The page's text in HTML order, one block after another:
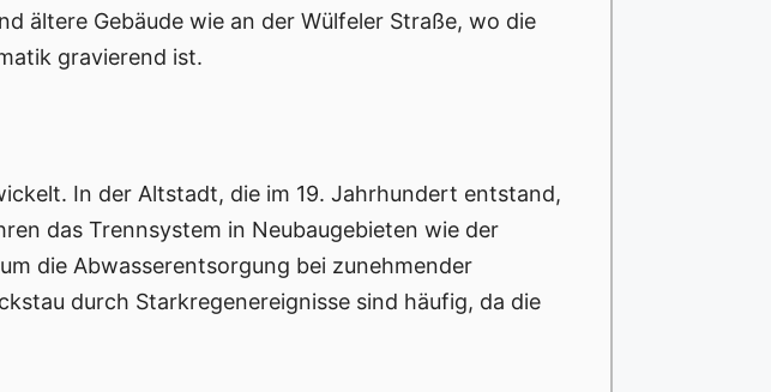
ältere Gebäude wie an der Wülfeler Straße, wo die
gravierend ist.
In der Altstadt, die im 19. Jahrhundert entstand,
das Trennsystem in Neubaugebieten wie der
die Abwasserentsorgung bei zunehmender
durch Starkregenereignisse sind häufig, da die